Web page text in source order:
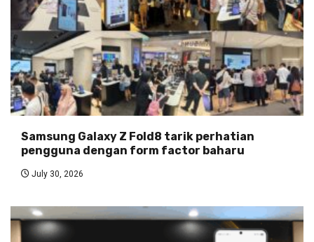
Samsung Galaxy Z Fold8 tarik perhatian
pengguna dengan form factor baharu
July 30, 2026